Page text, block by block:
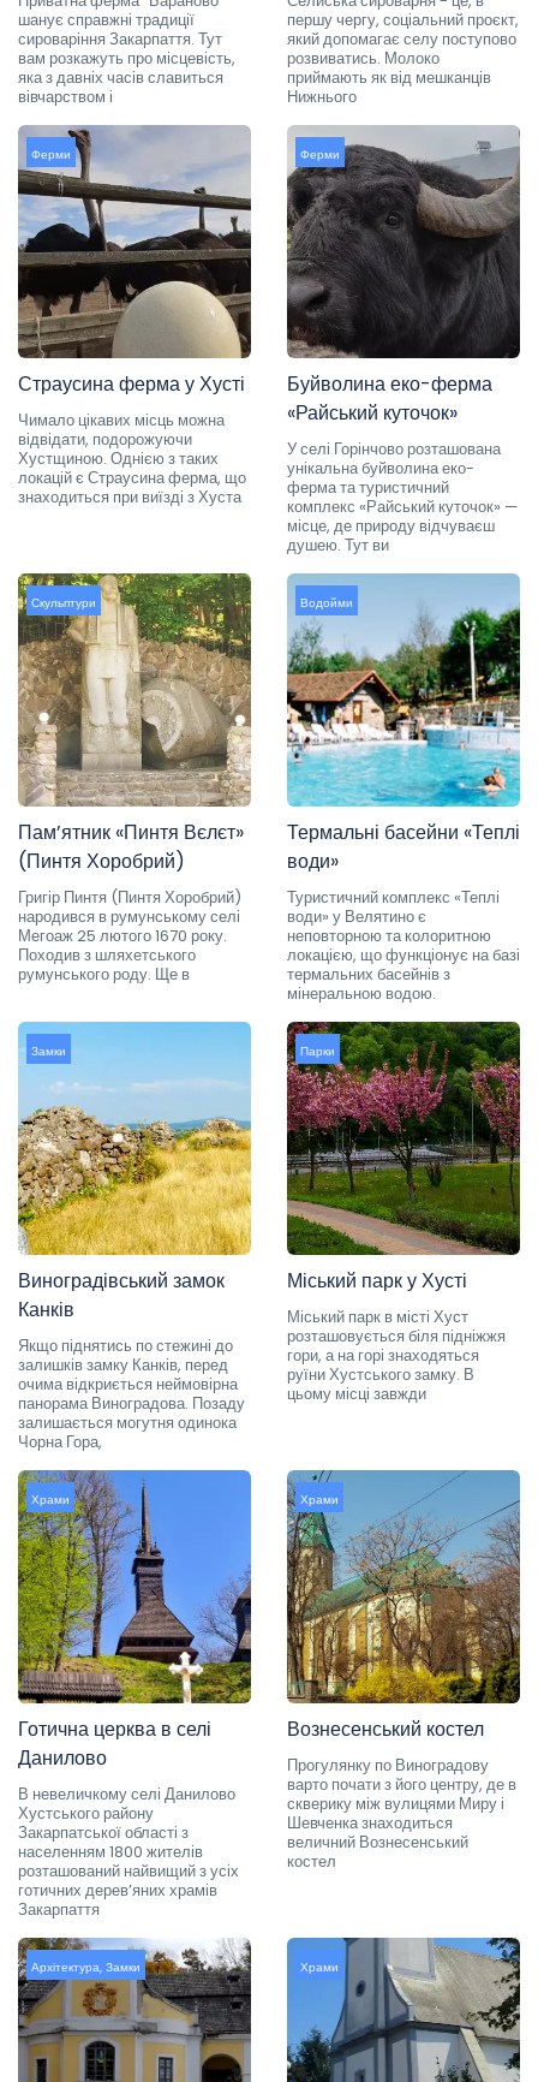
шанує справжні традиції
сироваріння Закарпаття. Тут
вам розкажуть про місцевість,
яка з давніх часів славиться
вівчарством і
першу чергу, соціальний проєкт,
який допомагає селу поступово
розвиватись. Молоко
приймають як від мешканців
Нижнього
Ферми
Страусина ферма у Хусті
Чимало цікавих місць можна
відвідати, подорожуючи
Хустщиною. Однією з таких
локацій є Страусина ферма, що
знаходиться при виїзді з Хуста
Ферми
Буйволина еко-ферма
«Райський куточок»
У селі Горінчово розташована
унікальна буйволина еко-
ферма та туристичний
комплекс «Райський куточок» —
місце, де природу відчуваєш
душею. Тут ви
Скульптури
Пам’ятник «Пинтя Вєлєт»
(Пинтя Хоробрий)
Григір Пинтя (Пинтя Хоробрий)
народився в румунському селі
Мегоаж 25 лютого 1670 року.
Походив з шляхетського
румунського роду. Ще в
Водойми
Термальні басейни «Теплі
води»
Туристичний комплекс «Теплі
води» у Велятино є
неповторною та колоритною
локацією, що функціонує на базі
термальних басейнів з
мінеральною водою.
Замки
Виноградівський замок
Канків
Якщо піднятись по стежині до
залишків замку Канків, перед
очима відкриється неймовірна
панорама Виноградова. Позаду
залишається могутня одинока
Чорна Гора,
Парки
Міський парк у Хусті
Міський парк в місті Хуст
розташовується біля підніжжя
гори, а на горі знаходяться
руїни Хустського замку. В
цьому місці завжди
Храми
Готична церква в селі
Данилово
В невеличкому селі Данилово
Хустського району
Закарпатської області з
населенням 1800 жителів
розташований найвищий з усіх
готичних дерев’яних храмів
Закарпаття
Храми
Вознесенський костел
Прогулянку по Виноградову
варто почати з його центру, де в
скверику між вулицями Миру і
Шевченка знаходиться
величний Вознесенський
костел
Архітектура, Замки Храми